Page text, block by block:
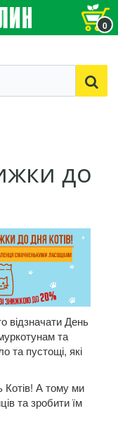
0
до
відзначати День
та
та пустощі, які
Котів! А тому ми
та зробити їм